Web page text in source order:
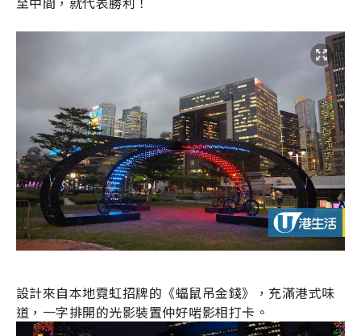
設計來自本地霓虹招牌的《蝠鼠吊金錢》，充滿港式味
道，一字排開的光影裝置仲好啱影相打卡。